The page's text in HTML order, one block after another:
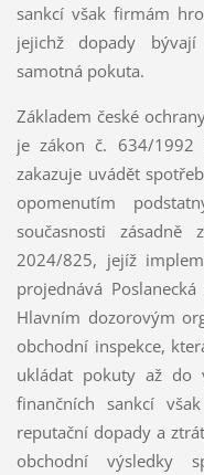
sankcí však firmám
jejichž dopady
samotná pokuta.
Základem české
je zákon č. 634/1992
zakazuje uvádět
opomenutím
současnosti zásadně
2024/825, jejíž
projednává
Hlavním dozorovým
obchodní inspekce,
ukládat pokuty až do
finančních sankcí
reputační dopady a
obchodní výsledky